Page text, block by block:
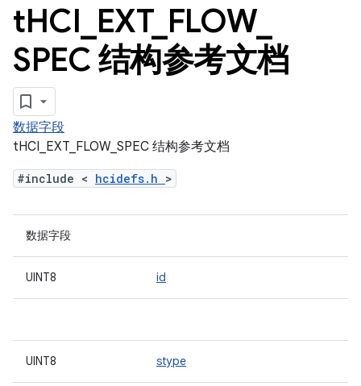
tHCI EXT_ FLOW_
SPEC 结构参考文档
数据字段
tHCI_EXT_FLOW_SPEC 结构参考文档
#include < hcidefs.h >
数据字段
UINT8 id
UINT8 stype